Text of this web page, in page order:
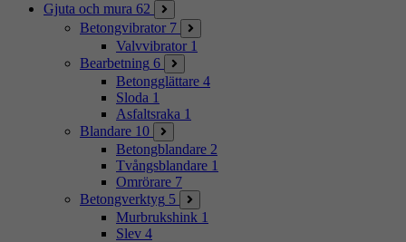
Gjuta och mura 62
Betongvibrator 7
Valvvibrator 1
Bearbetning 6
Betongglättare 4
Sloda 1
Asfaltsraka 1
Blandare 10
Betongblandare 2
Tvångsblandare 1
Omrörare 7
Betongverktyg 5
Murbrukshink 1
Slev 4